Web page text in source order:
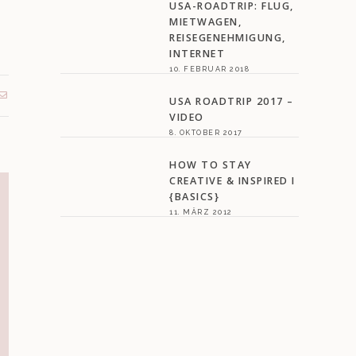
USA-ROADTRIP: FLUG,
MIETWAGEN,
REISEGENEHMIGUNG,
INTERNET
10. FEBRUAR 2018
USA ROADTRIP 2017 –
VIDEO
8. OKTOBER 2017
HOW TO STAY
CREATIVE & INSPIRED I
{BASICS}
11. MÄRZ 2012